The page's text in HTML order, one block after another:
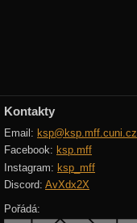
Kontakty
Email: ksp@ksp.mff.cuni.cz
Facebook: ksp.mff
Instagram: ksp_mff
Discord: AvXdx2X
Pořádá: